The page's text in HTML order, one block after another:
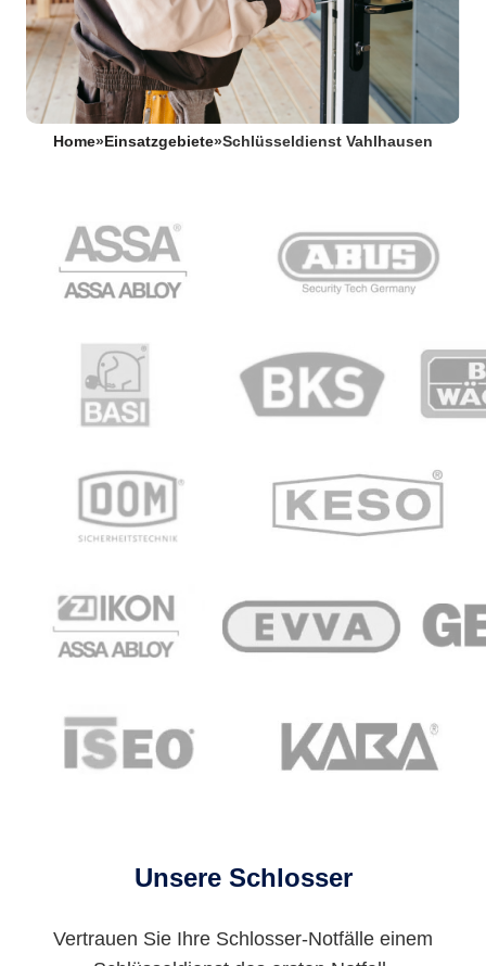
Home» Einsatzgebiete»Schlüsseldienst Vahlhausen
Unsere Schlosser
Vertrauen Sie Ihre Schlosser-Notfälle einem